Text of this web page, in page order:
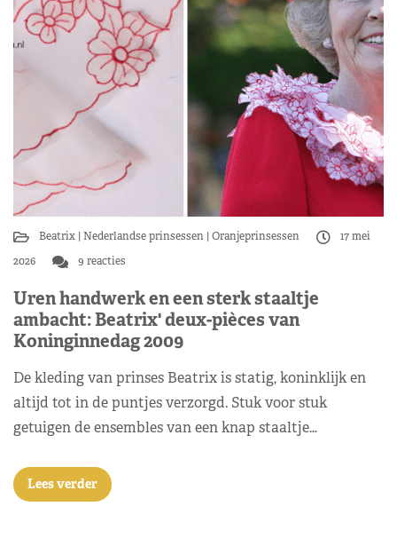
Beatrix Nederlandse prinsessen Oranjeprinsessen
17 mei
2026
9 reacties
Uren handwerk en een sterk staaltje
ambacht: Beatrix' deux-pièces van
Koninginnedag 2009
De kleding van prinses Beatrix is statig, koninklijk en
altijd tot in de puntjes verzorgd. Stuk voor stuk
getuigen de ensembles van een knap staaltje…
Lees verder